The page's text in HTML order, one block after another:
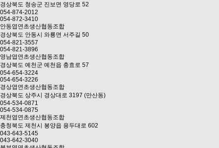
경상북도 청송군 진보면 영당로 52
054-874-2012
054-872-3410
안동엽연초생산협동조합
경상북도 안동시 와룡면 서주길 50
054-821-3557
054-821-3896
영남엽연초생산협동조합
경상북도 예천군 예천읍 충효로 57
054-654-3224
054-654-3226
경상엽연초생산협동조합
경상북도 상주시 경상대로 3197 (만산동)
054-534-0871
054-534-0875
제천엽연초생산협동조합
충청북도 제천시 봉양읍 용두대로 602
043-643-5145
043-642-3040